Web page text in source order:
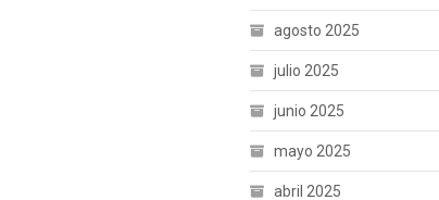
agosto 2025
julio 2025
junio 2025
mayo 2025
abril 2025